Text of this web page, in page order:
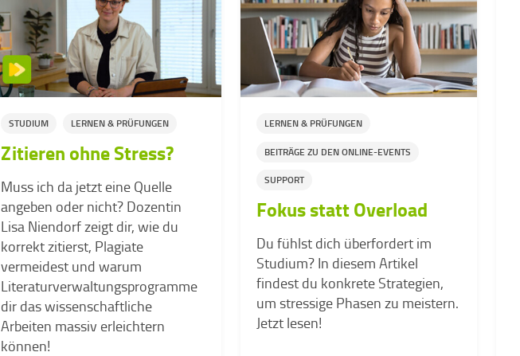
STUDIUM LERNEN & PRÜFUNGEN
Zitieren ohne Stress?
Muss ich da jetzt eine Quelle
angeben oder nicht? Dozentin
Lisa Niendorf zeigt dir, wie du
korrekt zitierst, Plagiate
vermeidest und warum
Literaturverwaltungsprogramme
dir das wissenschaftliche
Arbeiten massiv erleichtern
können!
LERNEN & PRÜFUNGEN
BEITRÄGE ZU DEN ONLINE-EVENTS
SUPPORT
Fokus statt Overload
Du fühlst dich überfordert im
Studium? In diesem Artikel
findest du konkrete Strategien,
um stressige Phasen zu meistern.
Jetzt lesen!